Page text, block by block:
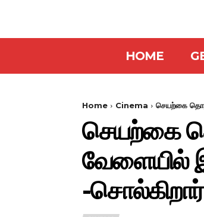
HOME
Home Cinema செயற்கை
செயற்கை
வேளையில்
-